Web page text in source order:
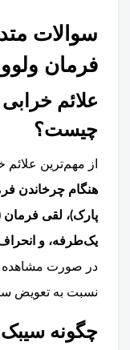
سوالات
فرمان ولوو XC90
چیست؟
از مهم‌ترین علائم
هنگام چرخاندن
پارک)، لقی فرمان
یک‌طرفه، و
در صورت مشاهده
نسبت به تعویض